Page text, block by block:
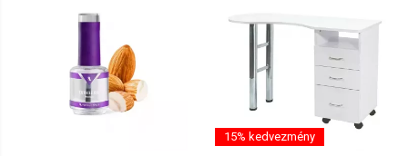
15% kedvezmény